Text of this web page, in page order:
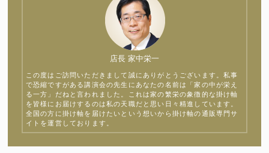
店長 家中栄一
この度はご訪問いただきまして誠にありがとうございます。私事
で恐縮ですがある講演会の先生にあなたの名前は「家の中が栄え
る一方」だねと言われました。これは家の繁栄の象徴的な掛け軸
を皆様にお届けするのは私の天職だと思い日々精進しています。
全国の方に掛け軸を届けたいという想いから掛け軸の通販専門サ
イトを運営しております。